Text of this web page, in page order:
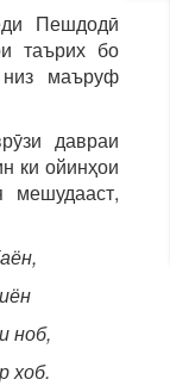
Пешдодӣ
таърих бо
маъруф
давраи
ки ойинҳои
ноб,
хоб.